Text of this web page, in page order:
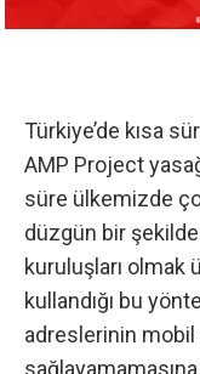
Türkiye’de kısa
AMP Project
süre ülkemizde
düzgün bir şekilde
kuruluşları olmak
kullandığı bu
adreslerinin